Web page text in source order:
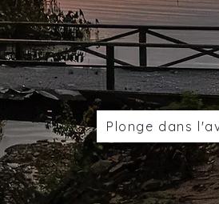
Plonge dans